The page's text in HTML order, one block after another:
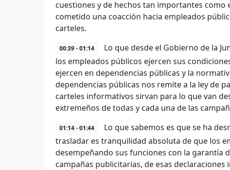
cuestiones y de hechos tan importantes como
cometido una coacción hacia empleados
carteles.
00:39 - 01:14
Lo que desde el Gobierno de la
los empleados públicos ejercen sus
ejercen en dependencias públicas y la
dependencias públicas nos remite a la ley de
carteles informativos sirvan para lo que van
extremeños de todas y cada una de las
01:14 - 01:44
Lo que sabemos es que se ha
trasladar es tranquilidad absoluta de que los
desempeñando sus funciones con la garantía
campañas publicitarias, de esas